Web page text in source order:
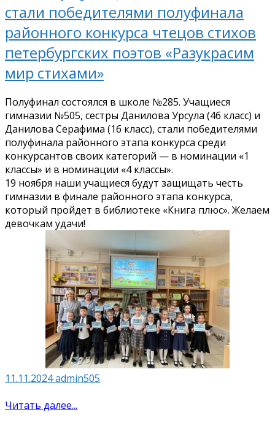
стали победителями полуфинала
районного конкурса чтецов стихов
петербургских поэтов «Разукрасим
мир стихами»
Полуфинал состоялся в школе №285. Учащиеся
гимназии №505, сестры Данилова Урсула (4б класс) и
Данилова Серафима (1б класс), стали победителями
полуфинала районного этапа конкурса среди
конкурсантов своих категорий — в номинации «1
классы» и в номинации «4 классы».
19 ноября наши учащиеся будут защищать честь
гимназии в финале районного этапа конкурса,
который пройдет в библиотеке «Книга плюс». Желаем
девочкам удачи!
11.11.2024admin505
Читать далее...